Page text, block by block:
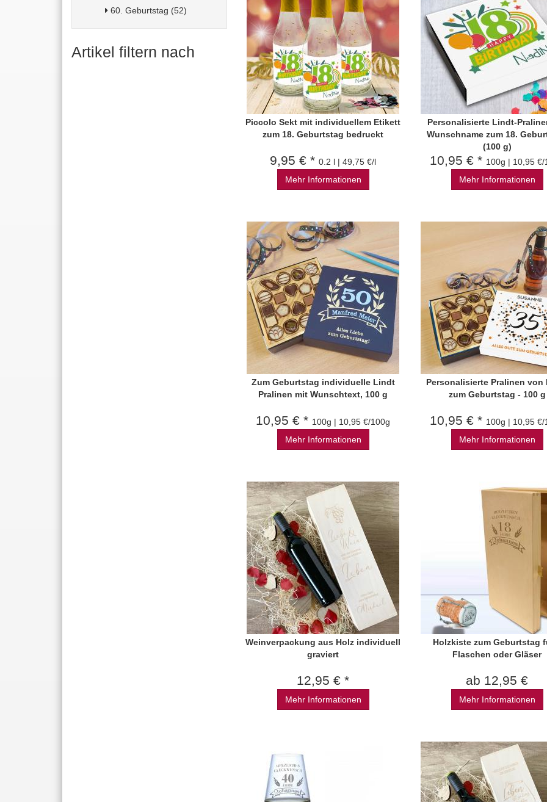
60. Geburtstag (52)
Artikel filtern nach
Piccolo Sekt mit individuellem Etikett
zum 18. Geburtstag bedruckt
9,95 € *0.2 l | 49,75 €/l
Mehr Informationen
Personalisierte Lindt-
Wunschname zum 18.
(100 g)
10,95 € * 100g | 10,95 €/
Mehr Informationen
Zum Geburtstag individuelle Lindt
Pralinen mit Wunschtext, 100 g
10,95 € * 100g | 10,95 €/100g
Mehr Informationen
Personalisierte Pralinen von
zum Geburtstag - 100 g
10,95 € * 100g | 10,95 €/
Mehr Informationen
Weinverpackung aus Holz individuell
graviert
12,95 € *
Mehr Informationen
Holzkiste zum Geburtstag
Flaschen oder Gläser
ab 12,95 €
Mehr Informationen